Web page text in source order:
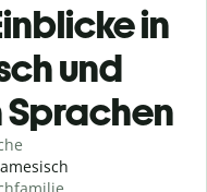
in
und